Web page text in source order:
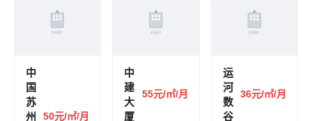
中
国
苏
州
50元/㎡/月
中
建
大
厦
55元/㎡/月
运
河
数
谷
36元/㎡/月